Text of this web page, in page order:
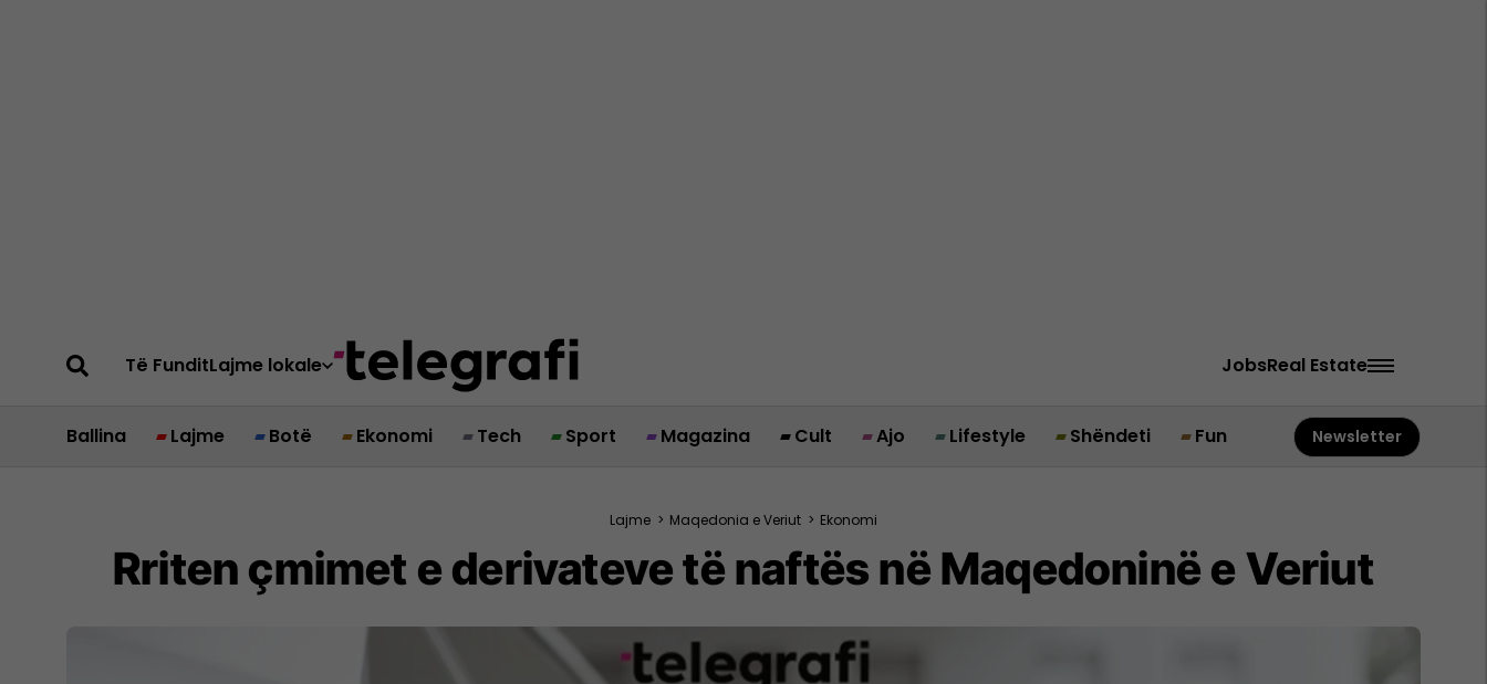
Të FunditLajme lokale JobsReal Estate
Ballina Lajme Botë Ekonomi Tech Sport Magazina Cult Ajo Lifestyle Shëndeti Fun Newsletter
Lajme > Maqedonia e Veriut > Ekonomi
Rriten çmimet e derivateve të naftës në Maqedoninë e Veriut